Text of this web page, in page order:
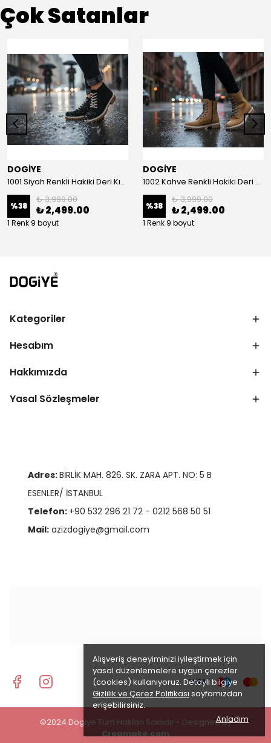
Alışveriş deneyiminizi iyileştirmek için
yasal düzenlemelere uygun çerezler
(cookies) kullanıyoruz. Detaylı bilgiye
Gizlilik ve Çerez Politikası sayfamızdan
erişebilirsiniz.
Anladım
Çok Satanlar
DOGİYE
1001 Siyah Renkli Hakiki Deri Kışlık Bot
%38
₺ 3,999.00
₺ 2,499.00
1 Renk 9 boyut
DOGİYE
1002 Kahve Renkli Hakiki Deri Kışlık Bot
%38
₺ 3,999.00
₺ 2,499.00
1 Renk 9 boyut
Kategoriler
Hesabım
Hakkımızda
Yasal Sözleşmeler
Adres:BİRLİK MAH. 826. SK. ZARA APT. NO: 5 B
ESENLER/ İSTANBUL
Telefon: +90 532 296 21 72 - 0212 568 50 51
Mail: azizdogiye@gmail.com
©2024 Dogiye Tüm Hakları Saklıdır - Designed by
Creamake.com